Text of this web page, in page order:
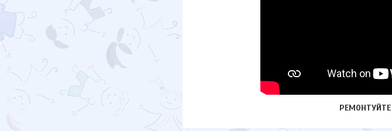
РЕМОНТУЙТЕ